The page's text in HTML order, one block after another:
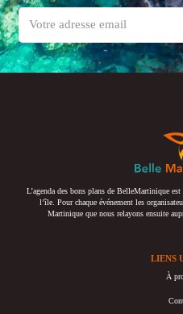
L’agenda des bons plans de BelleMartinique
l’île. Pour chaque événement les
Martinique que nous relayons ensuite
LIENS
À